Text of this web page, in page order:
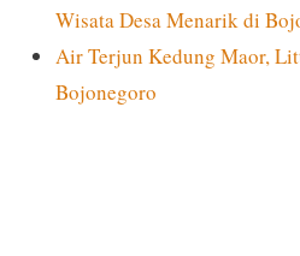
Wisata Desa Menarik di
Air Terjun Kedung Maor,
Bojonegoro